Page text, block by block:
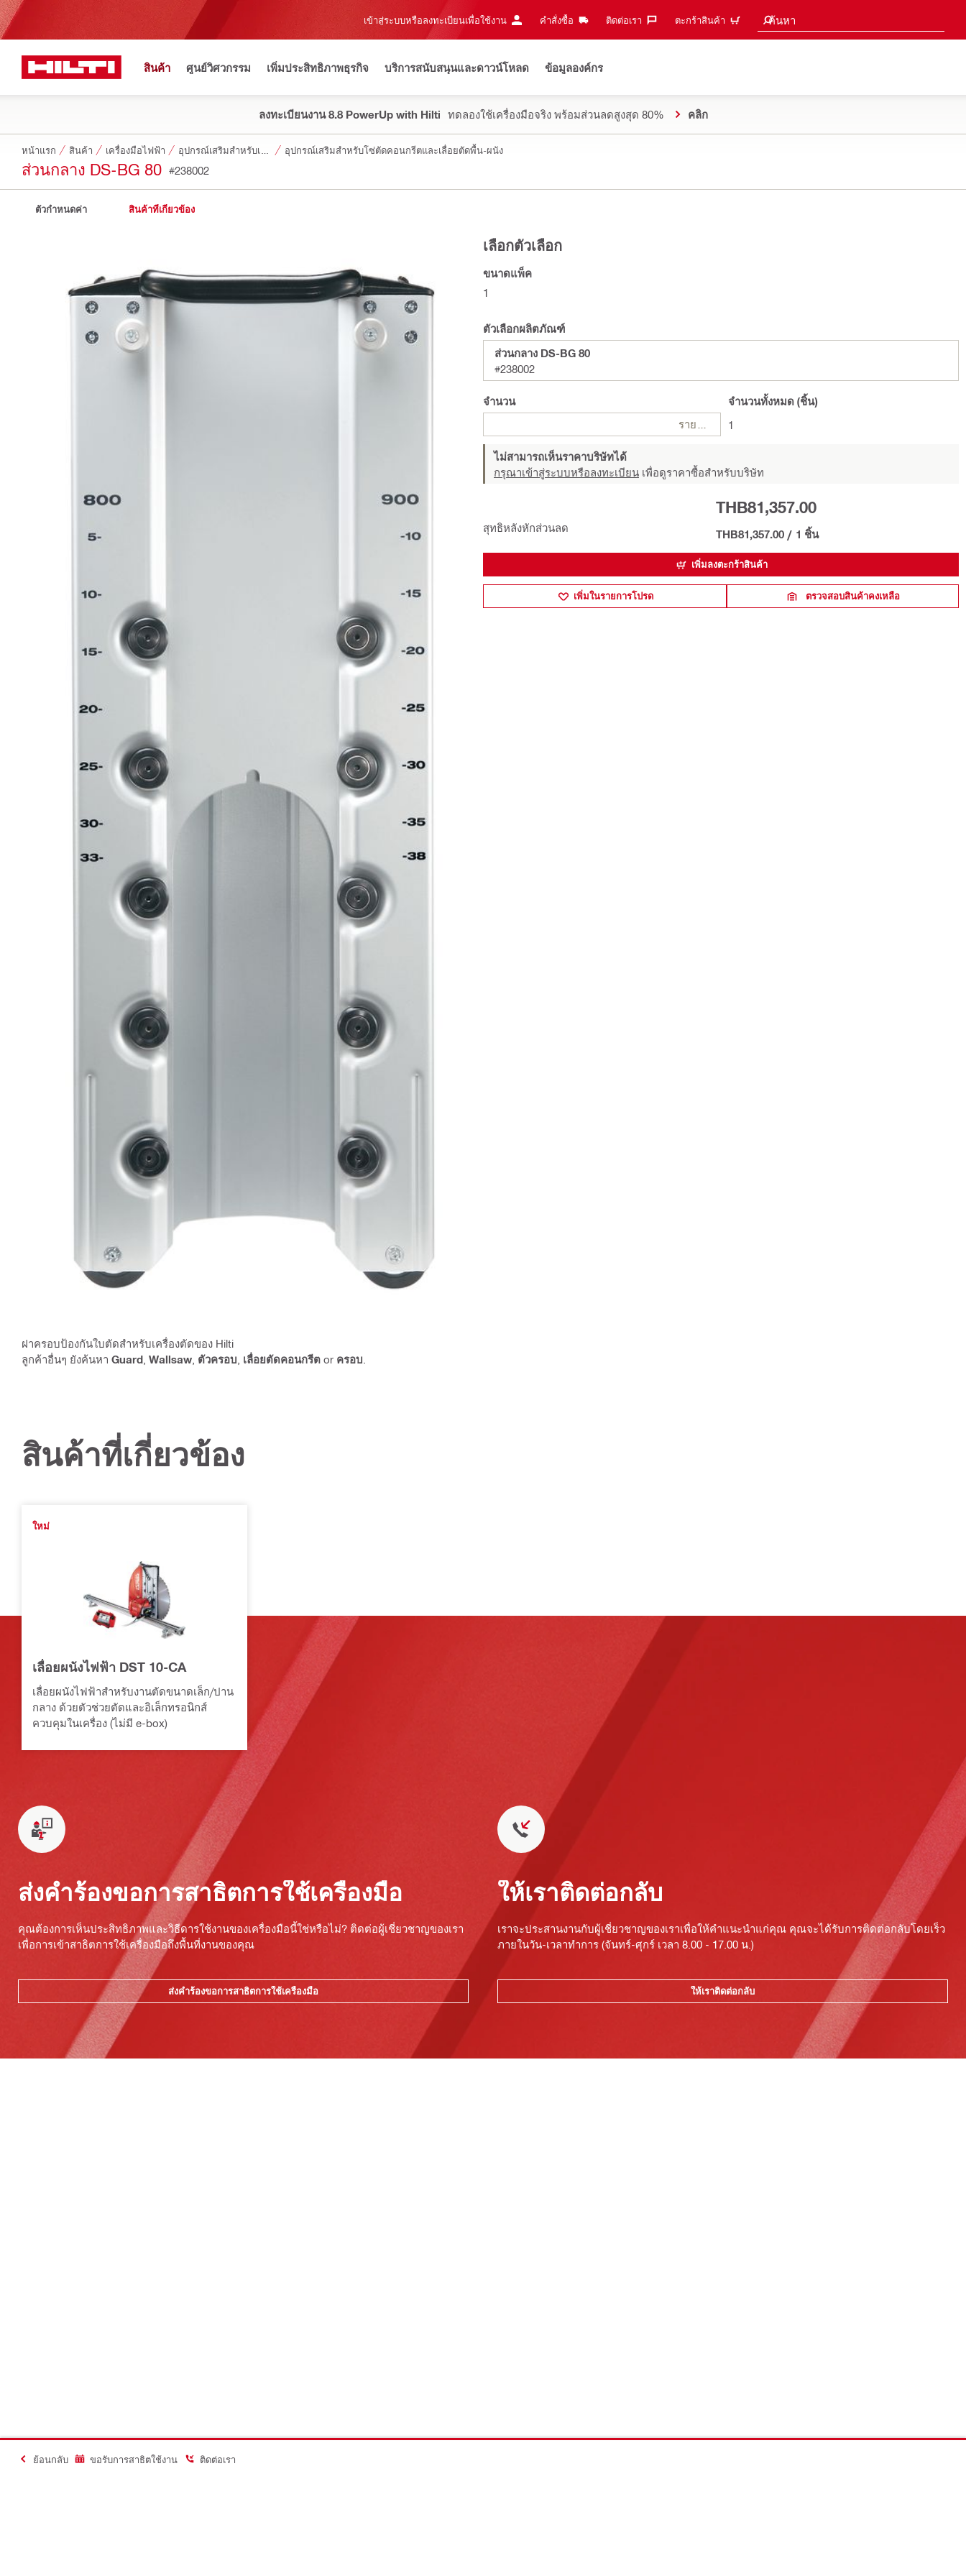
เข้าสู่ระบบหรือลงทะเบียนเพื่อใช้งาน คำสั่งซื้อ ติดต่อเรา‎ ตะกร้าสินค้า ค้นหา
คำแนะนำการค้นหา
สินค้า ศูนย์วิศวกรรม เพิ่มประสิทธิภาพธุรกิจ บริการสนับสนุนและดาวน์โหลด ข้อมูลองค์กร
ลงทะเบียนงาน 8.8 PowerUp with Hilti ทดลองใช้เครื่องมือจริง พร้อมส่วนลดสูงสุด 80% คลิก
หน้าแรก สินค้า เครื่องมือไฟฟ้า อุปกรณ์เสริมสำหรับโซ่ตัดคอนกรีตและเลื่อยตัดพื้น-ผนัง
ส่วนกลาง DS-BG 80 #238002
ตัวกำหนดค่า สินค้าที่เกี่ยวข้อง
ฝาครอบป้องกันใบตัดสำหรับเครื่องตัดของ Hilti
ลูกค้าอื่นๆ ยังค้นหา Guard Wallsaw ตัวครอบ เลื่อยตัดคอนกรีต or ครอบ
เลือกตัวเลือก
ขนาดแพ็ค
1
ตัวเลือกผลิตภัณฑ์
ส่วนกลาง DS-BG 80
#238002
จำนวน
จำนวนทั้งหมด (ชิ้น)
1
ไม่สามารถเห็นราคาบริษัทได้
กรุณาเข้าสู่ระบบหรือลงทะเบียน เพื่อดูราคาซื้อสำหรับบริษัท
สุทธิหลังหักส่วนลด
THB81,357.00
THB81,357.00 / 1 ชิ้น
เพิ่มลงตะกร้าสินค้า
เพิ่มในรายการโปรด ตรวจสอบสินค้าคงเหลือ
สินค้าที่เกี่ยวข้อง
ใหม่
เลื่อยผนังไฟฟ้า DST 10-CA
เลื่อยผนังไฟฟ้าสำหรับงานตัดขนาดเล็ก/ปาน
กลาง ด้วยตัวช่วยตัดและอิเล็กทรอนิกส์
ควบคุมในเครื่อง (ไม่มี e-box)
ส่งคำร้องขอการสาธิตการใช้เครื่องมือ
คุณต้องการเห็นประสิทธิภาพและวิธีดารใช้งานของเครื่องมือนี้ใช่หรือไม่? ติดต่อผู้เชี่ยวชาญของเรา
เพื่อการเข้าสาธิตการใช้เครื่องมือถึงพื้นที่งานของคุณ
ส่งคำร้องขอการสาธิตการใช้เครื่องมือ
ให้เราติดต่อกลับ
เราจะประสานงานกับผู้เชี่ยวชาญของเราเพื่อให้คำแนะนำแก่คุณ คุณจะได้รับการติดต่อกลับโดยเร็ว
ภายในวัน-เวลาทำการ (จันทร์-ศุกร์ เวลา 8.00 - 17.00 น.)
ให้เราติดต่อกลับ
ย้อนกลับ ขอรับการสาธิตใช้งาน ติดต่อเรา